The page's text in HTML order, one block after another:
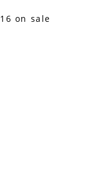
on sale